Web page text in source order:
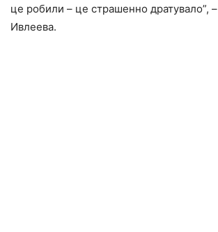
це робили – це страшенно дратувало”,
Ивлеева.